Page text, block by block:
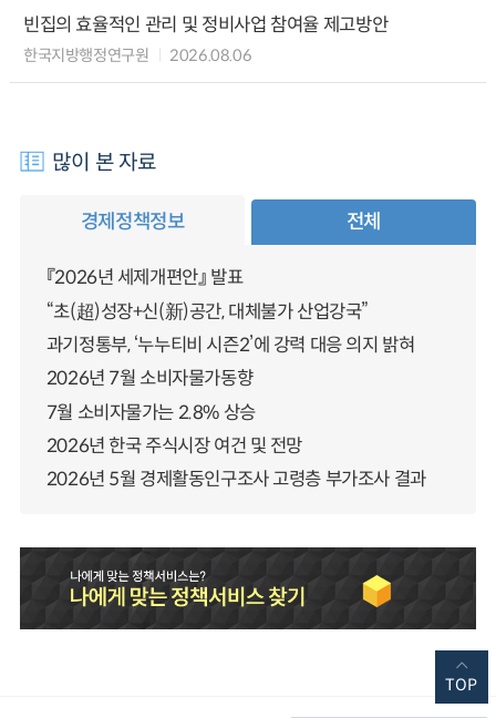
빈집의 효율적인 관리 및 정비사업 참여율 제고방안
한국지방행정연구원 2026.08.06
많이 본 자료
경제정책정보 전체
『2026년 세제개편안』 발표
“초(超)성장+신(新)공간, 대체불가 산업강국”
과기정통부, ‘누누티비 시즌2’에 강력 대응 의지 밝혀
2026년 7월 소비자물가동향
7월 소비자물가는 2.8% 상승
2026년 한국 주식시장 여건 및 전망
2026년 5월 경제활동인구조사 고령층 부가조사 결과
TOP